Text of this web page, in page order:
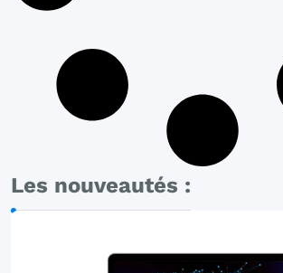
Les nouveautés :